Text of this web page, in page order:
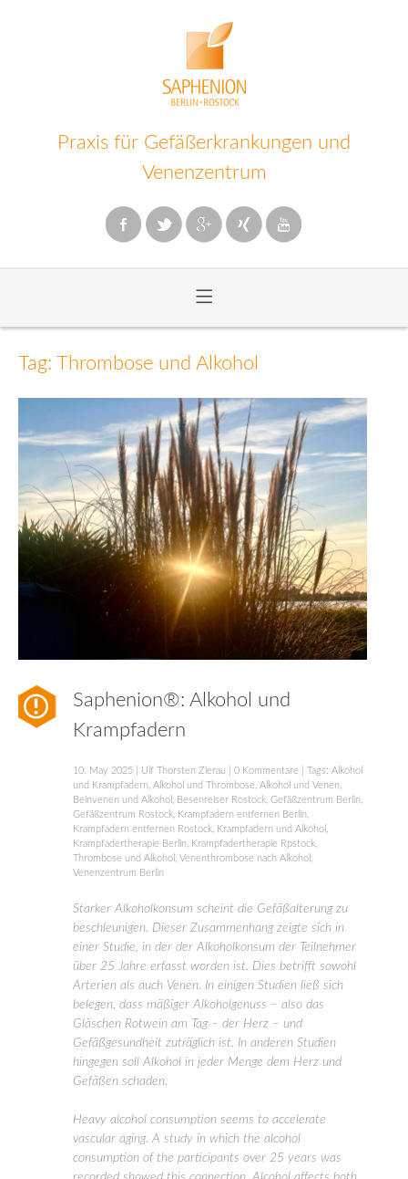
Praxis für Gefäßerkrankungen und
Venenzentrum
≡
Inhalt
Tag: Thrombose und Alkohol
Saphenion®: Alkohol und
Krampfadern
10. May 2025 Ulf Thorsten Zierau 0 Kommentare | Tags: Alkohol
und Krampfadern, Alkohol und Thrombose, Alkohol und Venen,
Beinvenen und Alkohol , Besenreiser Rostock, Gefäßzentrum Berlin,
Gefäßzentrum Rostock, Krampfadern entfernen Berlin,
Krampfadern entfernen Rostock, Krampfadern und Alkohol ,
Krampfadertherapie Berlin, Krampfadertherapie Rpstock,
Thrombose und Alkohol , Venenthrombose nach Alkohol ,
Venenzentrum Berlin
Starker Alkoholkonsum scheint die Gefäßalterung zu
beschleunigen. Dieser Zusammenhang zeigte sich in
einer Studie, in der der Alkoholkonsum der Teilnehmer
über 25 Jahre erfasst worden ist. Dies betrifft sowohl
Arterien als auch Venen. In einigen Studien ließ sich
belegen, dass mäßiger Alkoholgenuss – also das
Gläschen Rotwein am Tag – der Herz – und
Gefäßgesundheit zuträglich ist. In anderen Studien
hingegen soll Alkohol in jeder Menge dem Herz und
Gefäßen schaden.
Heavy alcohol consumption seems to accelerate
vascular aging. A study in which the alcohol
consumption of the participants over 25 years was